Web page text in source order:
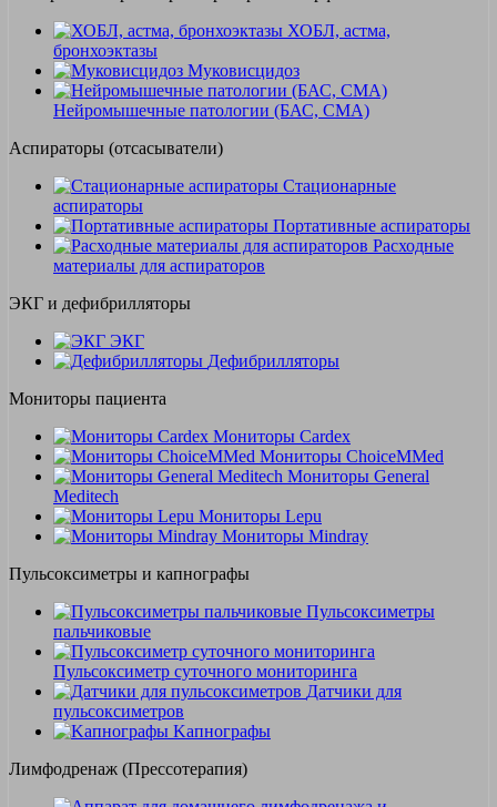
ХОБЛ, астма,
бронхоэктазы
Муковисцидоз
Нейромышечные патологии (БАС, СМА)
Аспираторы (отсасыватели)
Стационарные
аспираторы
Портативные аспираторы
Расходные
материалы для аспираторов
ЭКГ и дефибрилляторы
ЭКГ
Дефибрилляторы
Мониторы пациента
Мониторы Cardex
Мониторы ChoiceMMed
Мониторы General
Meditech
Мониторы Lepu
Мониторы Mindray
Пульсоксиметры и капнографы
Пульсоксиметры
пальчиковые
Пульсоксиметр суточного мониторинга
Датчики для
пульсоксиметров
Kапнографы
Лимфодренаж (Прессотерапия)